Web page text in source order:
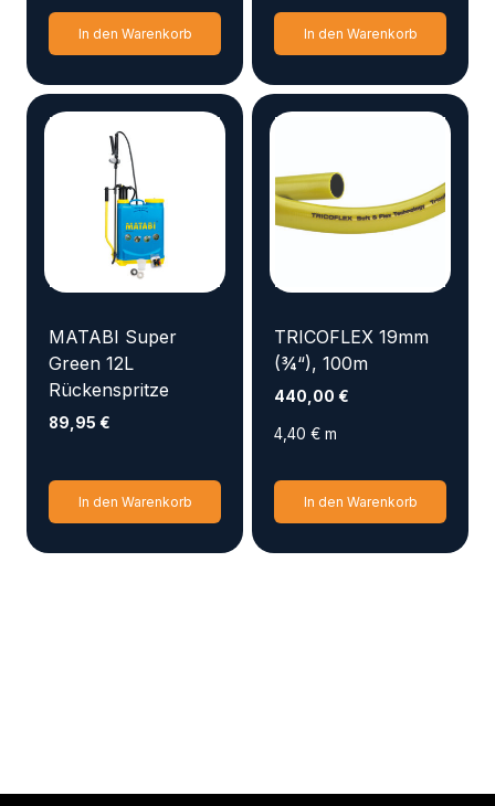
In den Warenkorb In den Warenkorb
MATABI Super
Green 12L
Rückenspritze
89,95 €
In den Warenkorb
TRICOFLEX 19mm
(¾“), 100m
440,00 €
4,40 € m
In den Warenkorb